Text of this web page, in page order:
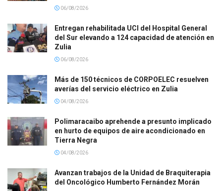
06/08/2026
Entregan rehabilitada UCI del Hospital General
del Sur elevando a 124 capacidad de atención en
Zulia
06/08/2026
Más de 150 técnicos de CORPOELEC resuelven
averías del servicio eléctrico en Zulia
04/08/2026
Polimaracaibo aprehende a presunto implicado
en hurto de equipos de aire acondicionado en
Tierra Negra
04/08/2026
Avanzan trabajos de la Unidad de Braquiterapia
del Oncológico Humberto Fernández Morán